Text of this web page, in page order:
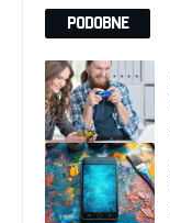
PODOBNE